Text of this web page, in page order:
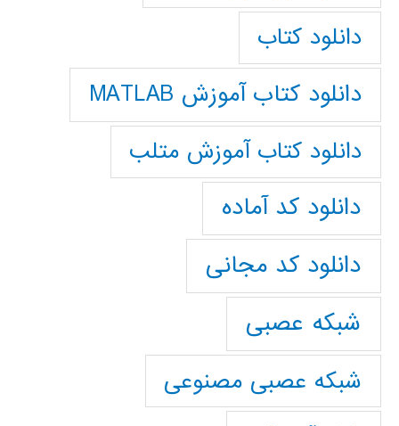
دانلود کتاب
دانلود کتاب آموزش MATLAB
دانلود کتاب آموزش متلب
دانلود کد آماده
دانلود کد مجانی
شبکه عصبی
شبکه عصبی مصنوعی